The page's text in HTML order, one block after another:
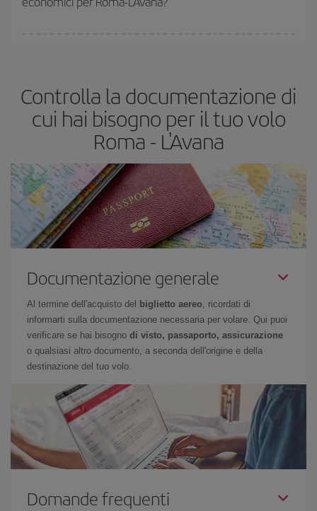
Controlla la documentazione di
cui hai bisogno per il tuo volo
Roma - L'Avana
Documentazione generale
Al termine dell'acquisto del biglietto aereo, ricordati di
informarti sulla documentazione necessaria per volare. Qui puoi
verificare se hai bisogno di visto, passaporto, assicurazione
o qualsiasi altro documento, a seconda dell'origine e della
destinazione del tuo volo.
Domande frequenti